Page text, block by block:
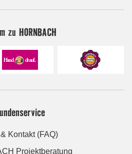
zu HORNBACH
Kontakt (FAQ)
Projektberatung